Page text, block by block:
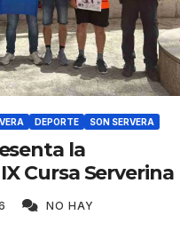
DEPORTE SON SERVERA
la
Cursa Serverina
NO HAY